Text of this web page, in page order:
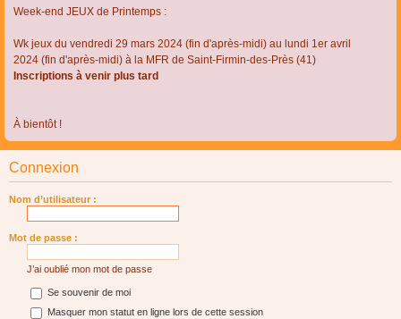
Week-end JEUX de Printemps :
Wk jeux du vendredi 29 mars 2024 (fin d'après-midi) au lundi 1er avril
2024 (fin d'après-midi) à la MFR de Saint-Firmin-des-Près (41)
Inscriptions à venir plus tard
À bientôt !
Connexion
Nom d’utilisateur :
Mot de passe :
J’ai oublié mon mot de passe
Se souvenir de moi
Masquer mon statut en ligne lors de cette session